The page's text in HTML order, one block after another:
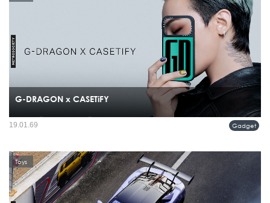
G-DRAGON x CASETiFY
การแต่งตั้ง G-DRAGON ขึ้นเป็น Global iCON คนแรกของ CASETiFY ไม่ใช่แค่การ
ร่วมงานกับศิลปินชื่อดัง แต่คือการประกาศจุดยืนของแบรนด์ไลฟ์สไตล์ระดับโลก ที่
Gadget
19.01.69
Toys